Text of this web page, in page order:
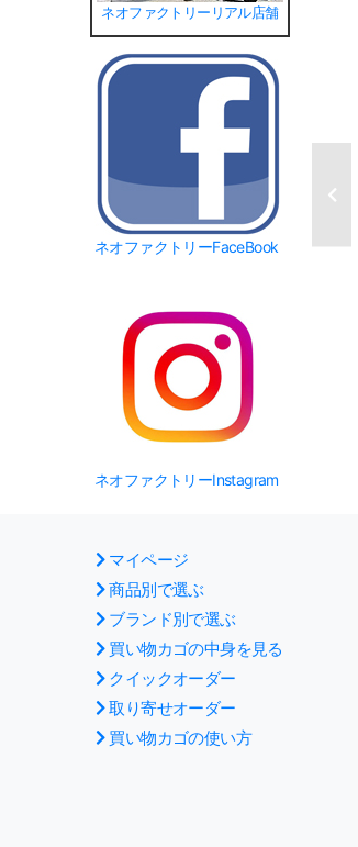
ネオファクトリーリアル店舗
ネオファクトリーFaceBook
ネオファクトリーInstagram
マイページ
商品別で選ぶ
ブランド別で選ぶ
買い物カゴの中身を見る
クイックオーダー
取り寄せオーダー
買い物カゴの使い方